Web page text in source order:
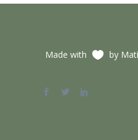
Made with by